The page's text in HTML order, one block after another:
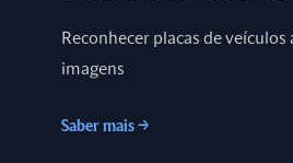
Reconhecer placas de veículos
imagens
Saber mais →